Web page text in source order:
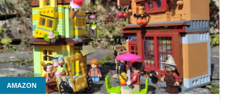
AMAZON